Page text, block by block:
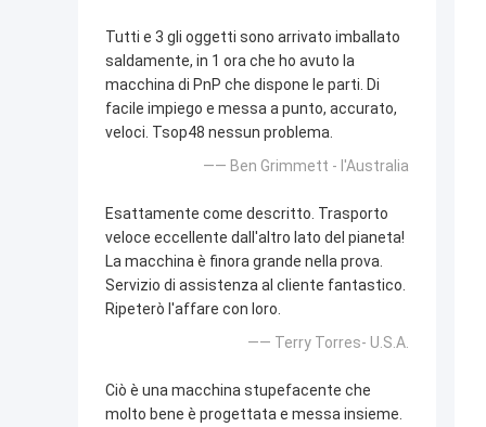
Tutti e 3 gli oggetti sono arrivato imballato
saldamente, in 1 ora che ho avuto la
macchina di PnP che dispone le parti. Di
facile impiego e messa a punto, accurato,
veloci. Tsop48 nessun problema.
—— Ben Grimmett - l'Australia
Esattamente come descritto. Trasporto
veloce eccellente dall'altro lato del pianeta!
La macchina è finora grande nella prova.
Servizio di assistenza al cliente fantastico.
Ripeterò l'affare con loro.
—— Terry Torres- U.S.A.
Ciò è una macchina stupefacente che
molto bene è progettata e messa insieme.